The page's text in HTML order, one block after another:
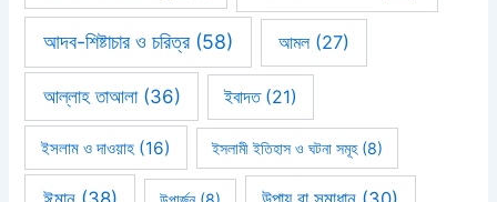
আদব-শিষ্টাচার ও চরিত্র(58) আমল(27)
আল্লাহ তাআলা(36) ইবাদত(21)
ইসলাম ও দাওয়াহ (16) ইসলামী ইতিহাস ও ঘটনা সমূহ(8)